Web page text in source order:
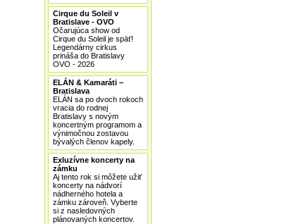
Cirque du Soleil v
Bratislave - OVO
Očarujúca show od
Cirque du Soleil je späť!
Legendárny cirkus
prináša do Bratislavy
OVO - 2026
ELÁN & Kamaráti –
Bratislava
ELÁN sa po dvoch rokoch
vracia do rodnej
Bratislavy s novým
koncertným programom a
výnimočnou zostavou
bývalých členov kapely.
Exluzívne koncerty na
zámku
Aj tento rok si môžete užiť
koncerty na nádvorí
nádherného hotela a
zámku zároveň. Vyberte
si z nasledovných
plánovaných koncertov.